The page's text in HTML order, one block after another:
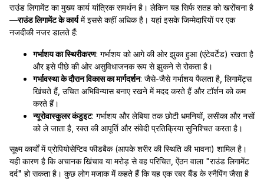
राउंड लिगामेंट का मुख्य कार्य यांत्रिक समर्थन है। लेकिन यह सिर्फ सतह को खरोंचना है
—राउंड लिगामेंट के कार्यमें इससे कहीं अधिक है। यहां इसके जिम्मेदारियों पर एक
नजदीकी नजर डालते हैं:
गर्भाशय का स्थिरीकरण: गर्भाशय को आगे की ओर झुका हुआ (एंटेवर्टेड) रखता है
और इसे पीछे की ओर असुविधाजनक रूप से झुकने से रोकता है।
गर्भावस्था के दौरान विकास का मार्गदर्शन: जैसे-जैसे गर्भाशय फैलता है, लिगामेंट्स
खिंचते हैं, उचित अभिविन्यास बनाए रखने में मदद करते हैं और टॉर्शन को कम
करते हैं।
न्यूरोवास्कुलर कंडुइट: गर्भाशय और लेबिया तक छोटी धमनियों, लसीका और नसों
को ले जाता है, रक्त की आपूर्ति और संवेदी प्रतिक्रिया सुनिश्चित करता है।
सूक्ष्म कार्यों में प्रोपियोसेप्टिव फीडबैक (आपके शरीर की स्थिति की भावना) शामिल है।
यही कारण है कि अचानक खिंचाव या मरोड़ से वह परिचित, ऐंठन वाला "राउंड लिगामेंट
दर्द" हो सकता है। कुछ लोग मजाक में कहते हैं कि यह एक रबर बैंड के स्नैपिंग जैसा है